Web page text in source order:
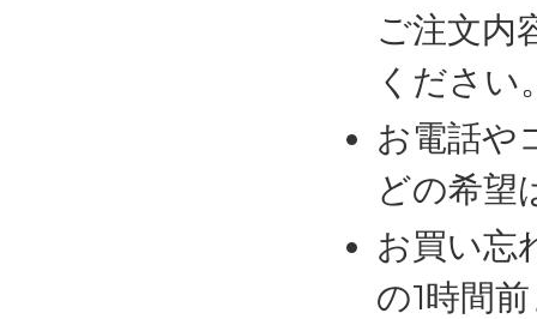
ご注文内
ください
お電話や
どの希望
お買い忘
の1時間